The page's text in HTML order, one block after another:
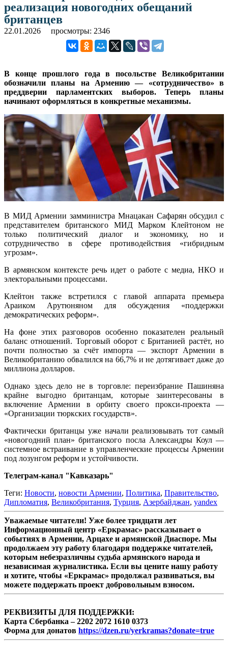
реализация новогодних обещаний
британцев
22.01.2026 просмотры: 2346
В конце прошлого года в посольстве Великобритании
обозначили планы на Армению — «сотрудничество» в
преддверии парламентских выборов. Теперь планы
начинают оформляться в конкретные механизмы.
В МИД Армении замминистра Мнацакан Сафарян обсудил с
представителем британского МИД Марком Клейтоном не
только политический диалог и экономику, но и
сотрудничество в сфере противодействия «гибридным
угрозам».
В армянском контексте речь идет о работе с медиа, НКО и
электоральными процессами.
Клейтон также встретился с главой аппарата премьера
Араиком Арутюняном для обсуждения «поддержки
демократических реформ».
На фоне этих разговоров особенно показателен реальный
баланс отношений. Торговый оборот с Британией растёт, но
почти полностью за счёт импорта — экспорт Армении в
Великобританию обвалился на 66,7% и не дотягивает даже до
миллиона долларов.
Однако здесь дело не в торговле: переизбрание Пашиняна
крайне выгодно британцам, которые заинтересованы в
включение Армении в орбиту своего прокси-проекта —
«Организации тюркских государств».
Фактически британцы уже начали реализовывать тот самый
«новогодний план» британского посла Александры Коул —
системное встраивание в управленческие процессы Армении
под лозунгом реформ и устойчивости.
Телеграм-канал "Кавказарь"
Теги: Новости, новости Армении, Политика, Правительство,
Дипломатия, Великобритания, Турция, Азербайджан, yandex
Уважаемые читатели! Уже более тридцати лет
Информационный центр «Еркрамас» рассказывает о
событиях в Армении, Арцахе и армянской Диаспоре. Мы
продолжаем эту работу благодаря поддержке читателей,
которым небезразличны судьба армянского народа и
независимая журналистика. Если вы цените нашу работу
и хотите, чтобы «Еркрамас» продолжал развиваться, вы
можете поддержать проект добровольным взносом.
РЕКВИЗИТЫ ДЛЯ ПОДДЕРЖКИ:
Карта Сбербанка – 2202 2072 1610 0373
Форма для донатов https://dzen.ru/yerkramas?donate=true